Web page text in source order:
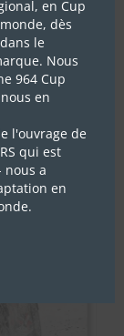
en Cup
dès
le
Nous
964 Cup
en
l'ouvrage de
qui est
nous a
en